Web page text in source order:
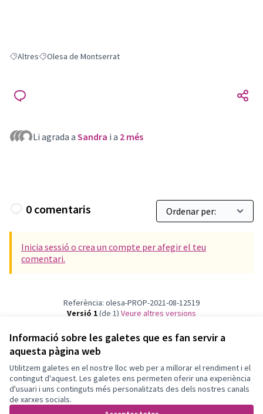
Informació sobre les galetes que es fan servir a
aquesta pàgina web
Utilitzem galetes en el nostre lloc web per a millorar el rendiment i el
contingut d'aquest. Les galetes ens permeten oferir una experiència
d'usuari i uns continguts més personalitzats des dels nostres canals
de xarxes socials.
Resultats en filtrar per: Altres
AltresResultats en filtrar per: Olesa de Montserrat
Olesa de Montserrat
Li agrada a Sandra i a 2 més
0 comentaris
Inicia sessió o crea un compte per afegir el teu
comentari.
Referència: olesa-PROP-2021-08-12519
Versió 1(de 1)
veure altres versions
Termes i condicions d'ús
Configuració de les galetes
Participa Olesa de Montserrat a X
(Enllaç extern)
Participa Olesa de Montserrat a Facebook
Participa Olesa de Montserrat a Instagram
Participa Olesa de Montserrat a YouTube
(Enllaç extern)